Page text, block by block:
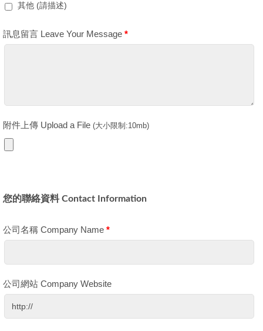
其他 (請描述)
訊息留言 Leave Your Message *
附件上傳 Upload a File (大小限制:10mb)
您的聯絡資料 Contact Information
公司名稱 Company Name *
公司網站 Company Website